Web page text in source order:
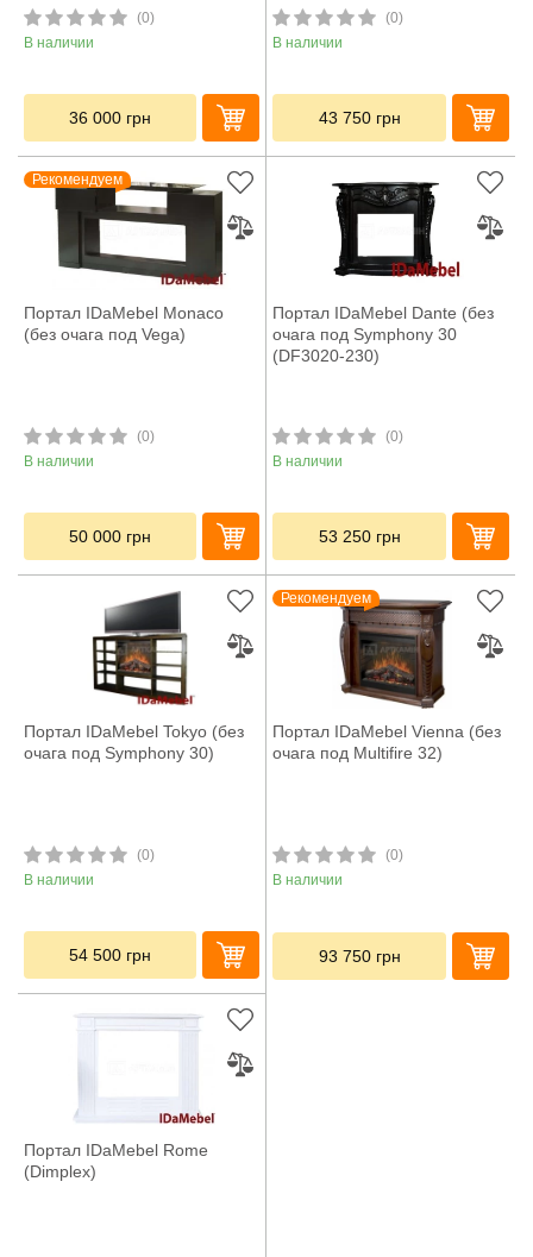
(0)
В наличии
36 000 грн
(0)
В наличии
43 750 грн
Рекомендуем
Портал IDaMebel Monaco
(без очага под Vega)
(0)
В наличии
50 000 грн
Портал IDaMebel Dante (без
очага под Symphony 30
(DF3020-230)
(0)
В наличии
53 250 грн
Портал IDaMebel Tokyo (без
очага под Symphony 30)
(0)
В наличии
54 500 грн
Рекомендуем
Портал IDaMebel Vienna (без
очага под Multifire 32)
(0)
В наличии
93 750 грн
Портал IDaMebel Rome
(Dimplex)